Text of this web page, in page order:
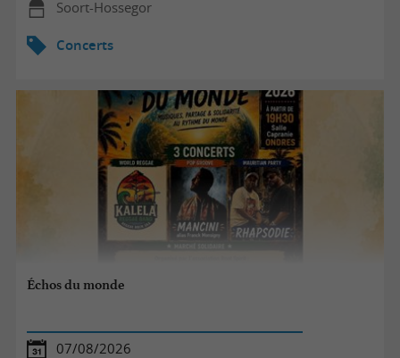
Soort-Hossegor
Concerts
Échos du monde
07/08/2026